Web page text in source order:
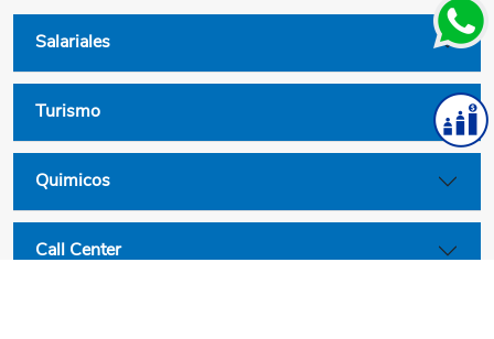
Salariales
Turismo
Quimicos
Call Center